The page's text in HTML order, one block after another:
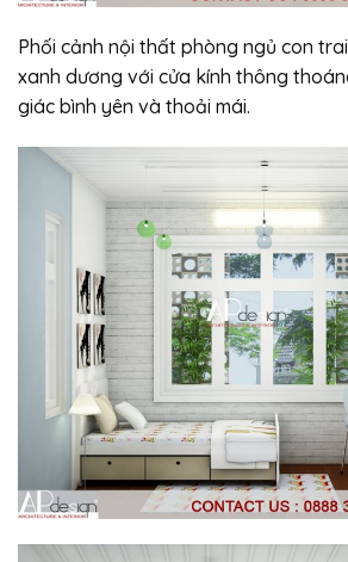
Phối cảnh nội thất phòng ngủ con
xanh dương với cửa kính thông
giác bình yên và thoải mái.